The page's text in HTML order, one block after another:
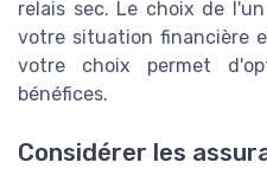
relais sec. Le choix de
votre situation financière
votre choix permet
bénéfices.
Considérer les